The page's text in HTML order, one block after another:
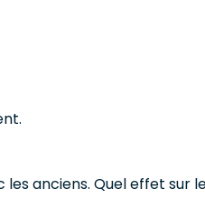
anciens. Quel effet sur